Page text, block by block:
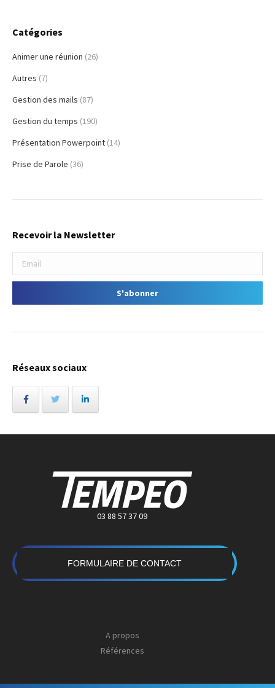
Catégories
Animer une réunion (26)
Autres (7)
Gestion des mails (87)
Gestion du temps (190)
Présentation Powerpoint (14)
Prise de Parole (36)
Recevoir la Newsletter
Réseaux sociaux
03 88 57 37 09
FORMULAIRE DE CONTACT
A propos
Références